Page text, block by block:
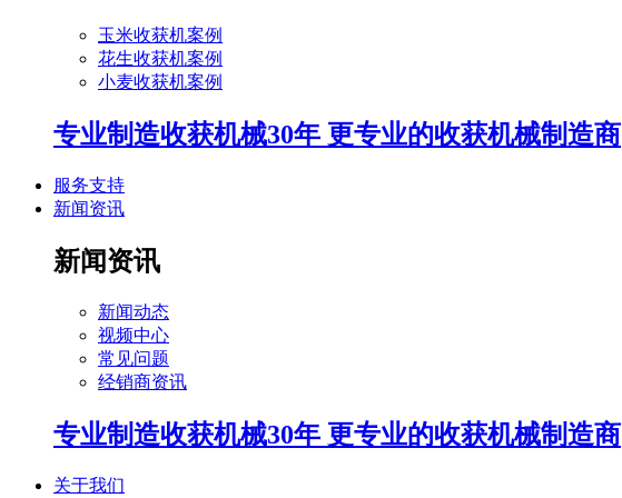
玉米收获机案例
花生收获机案例
小麦收获机案例
专业制造收获机械30年 更专业的收获机械制造商
服务支持
新闻资讯
新闻资讯
新闻动态
视频中心
常见问题
经销商资讯
专业制造收获机械30年 更专业的收获机械制造商
关于我们